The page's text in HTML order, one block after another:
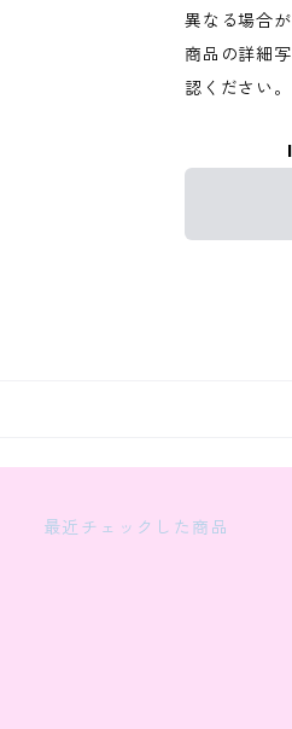
異なる場合
商品の詳細
認ください。
最近チェックした商品